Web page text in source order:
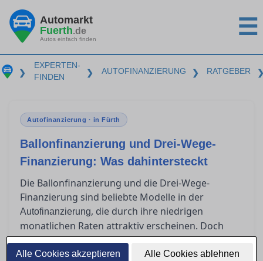
Alle Cookies akzeptieren Alle Cookies ablehnen
Automarkt
Fuerth.de
Autos einfach finden ☰
❯
EXPERTEN-
FINDEN
❯ AUTOFINANZIERUNG ❯ RATGEBER
Autofinanzierung · in Fürth
Ballonfinanzierung und Drei-Wege-
Finanzierung: Was dahintersteckt
Die Ballonfinanzierung und die Drei-Wege-
Finanzierung sind beliebte Modelle in der
Autofinanzierung, die durch ihre niedrigen
monatlichen Raten attraktiv erscheinen. Doch
was passiert am Ende der Laufzeit? Für wen sind
diese Modelle geeignet, und welche Risiken